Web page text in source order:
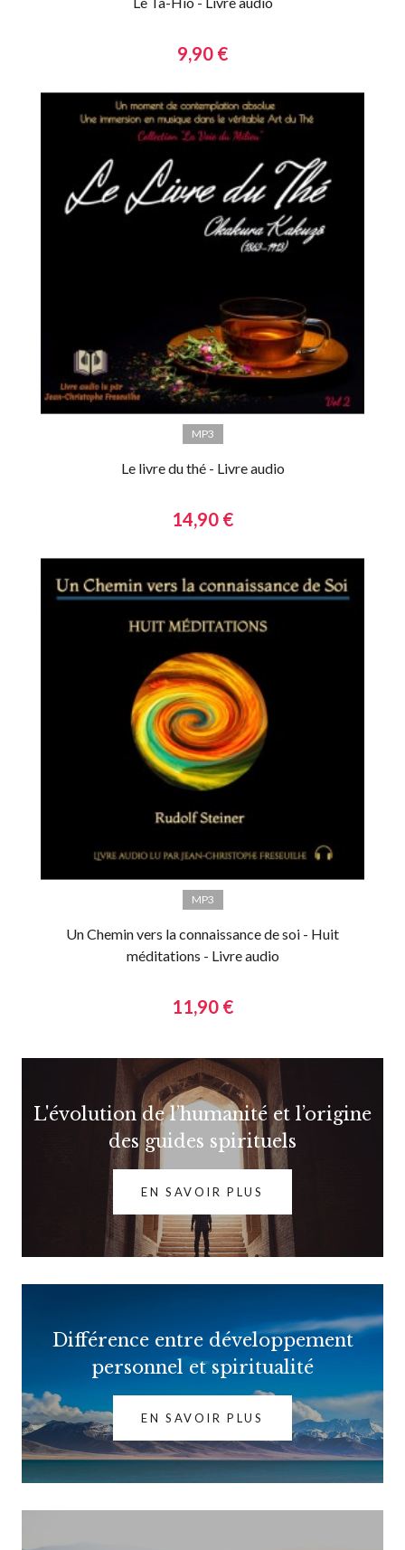
9,90 €
MP3
Le livre du thé - Livre audio
14,90 €
MP3
Un Chemin vers la connaissance de soi - Huit
méditations - Livre audio
11,90 €
L'évolution de l’humanité et l’origine
des guides spirituels
EN SAVOIR PLUS
Différence entre développement
personnel et spiritualité
EN SAVOIR PLUS